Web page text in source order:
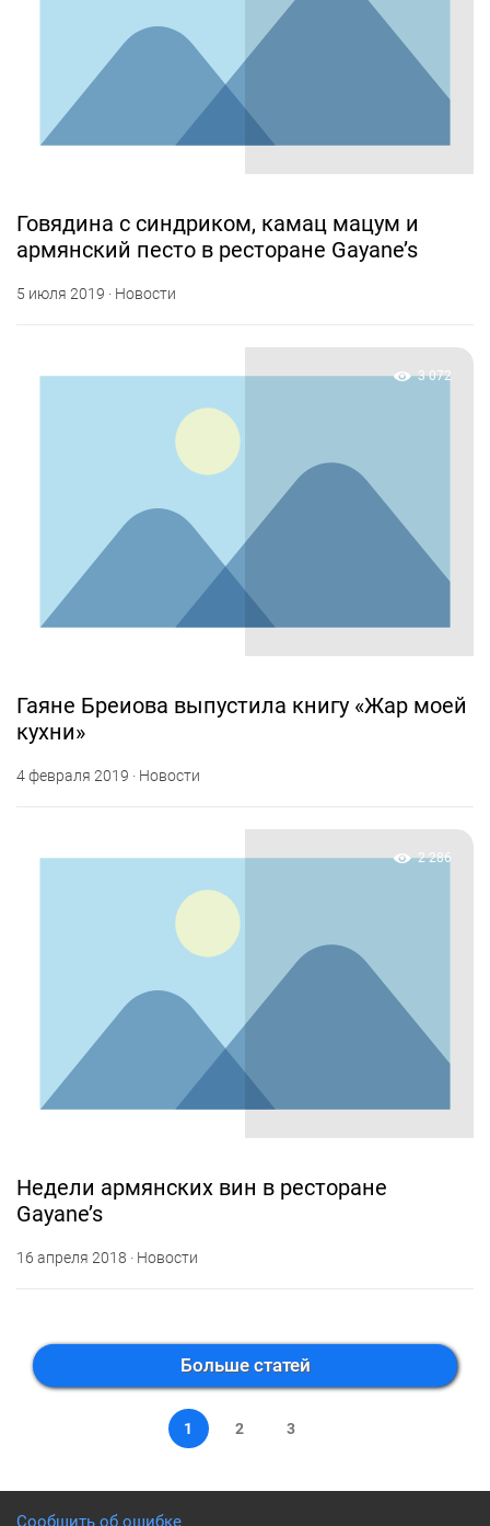
Говядина с синдриком, камац мацум и
армянский песто в ресторане Gayane’s
5 июля 2019 · Новости
3 072
Гаяне Бреиова выпустила книгу «Жар моей
кухни»
4 февраля 2019 · Новости
2 286
Недели армянских вин в ресторане
Gayane’s
16 апреля 2018 · Новости
Больше статей
1 2 3
Сообщить об ошибке